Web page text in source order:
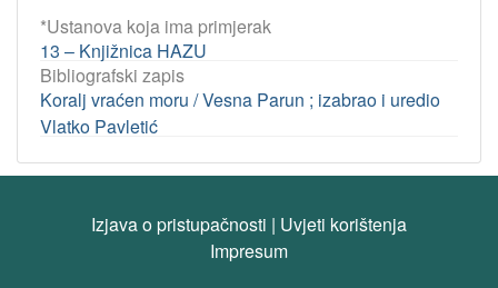
*Ustanova koja ima primjerak
13 – Knjižnica HAZU
Bibliografski zapis
Koralj vraćen moru / Vesna Parun ; izabrao i uredio
Vlatko Pavletić
Izjava o pristupačnosti | Uvjeti korištenja
Impresum